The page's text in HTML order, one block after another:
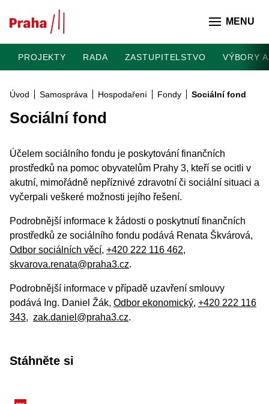
MENU
PROJEKTY RADA ZASTUPITELSTVO VÝBORY
Úvod Samospráva Hospodaření Fondy Sociální fond
Sociální fond
Účelem sociálního fondu je poskytování finančních
prostředků na pomoc obyvatelům Prahy 3, kteří se ocitli v
akutní, mimořádně nepříznivé zdravotní či sociální situaci a
vyčerpali veškeré možnosti jejího řešení.
Podrobnější informace k žádosti o poskytnutí finančních
prostředků ze sociálního fondu podává Renata Škvárová,
Odbor sociálních věcí, +420 222 116 462,
skvarova.renata@praha3.cz.
Podrobnější informace v případě uzavření smlouvy
podává Ing. Daniel Žák, Odbor ekonomický, +420 222 116
343, zak.daniel@praha3.cz.
Stáhněte si